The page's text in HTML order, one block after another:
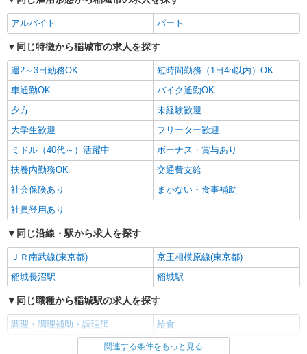
アルバイト パート
同じ特徴から稲城市の求人を探す
週2～3日勤務OK
短時間勤務（1日4h以内）OK
車通勤OK
バイク通勤OK
夕方
未経験歓迎
大学生歓迎
フリーター歓迎
ミドル（40代～）活躍中
ボーナス・賞与あり
扶養内勤務OK
交通費支給
社会保険あり
まかない・食事補助
社員登用あり
同じ沿線・駅から求人を探す
ＪＲ南武線(東京都)
京王相模原線(東京都)
稲城長沼駅
稲城駅
同じ職種から稲城駅の求人を探す
調理・調理補助・調理師 給食
同じ雇用形態から稲城駅の求人を探す
関連する条件をもっと見る